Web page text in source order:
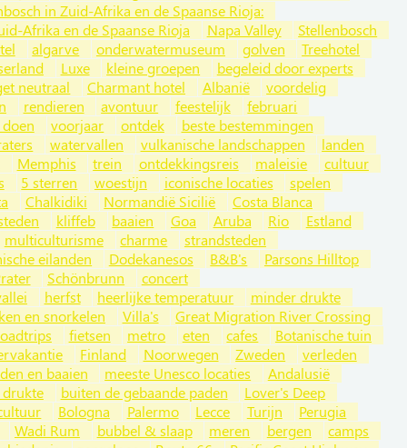
in Zuid-Afrika en de Spaanse Rioja:
Afrika en de Spaanse Rioja Napa Valley
Stellenbosch
algarve onderwatermuseum golven
Treehotel
Luxe kleine groepen
begeleid door experts
neutraal Charmant hotel Albanië
voordelig
rendieren avontuur feestelijk
februari
voorjaar ontdek
beste bestemmingen
watervallen vulkanische landschappen
landen
Memphis trein ontdekkingsreis maleisie
cultuur
5 sterren woestijn iconische locaties
spelen
Chalkidiki Normandië Sicilië
Costa Blanca
kliffeb baaien Goa Aruba Rio
Estland
multiculturisme charme
strandsteden
eilanden Dodekanesos B&B's
Parsons Hilltop
Schönbrunn
concert
herfst heerlijke temperatuur
minder drukte
en snorkelen Villa's
Great Migration River Crossing
fietsen metro eten cafes
Botanische tuin
Finland Noorwegen Zweden
verleden
en baaien meeste Unesco locaties
Andalusië
buiten de gebaande paden
Lover's Deep
Bologna Palermo Lecce Turijn
Perugia
Wadi Rum bubbel & slaap meren bergen
camps